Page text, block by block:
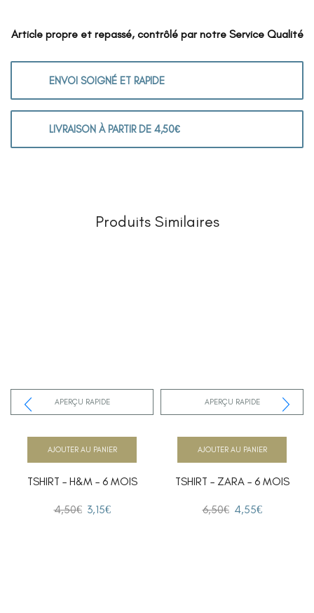
Article propre et repassé, contrôlé par notre Service Qualité
ENVOI SOIGNÉ ET RAPIDE
LIVRAISON À PARTIR DE 4,50€
Produits Similaires
APERÇU RAPIDE
TSHIRT – H&M – 6 MOIS
4,50€ 3,15€
AJOUTER AU PANIER
APERÇU RAPIDE
TSHIRT – ZARA – 6 MOIS
6,50€ 4,55€
AJOUTER AU PANIER